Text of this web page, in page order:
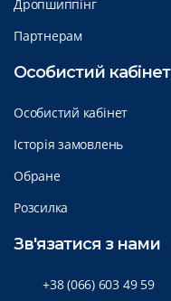
Дропшиппінг
Партнерам
Особистий кабінет
Особистий кабінет
Історія замовлень
Обране
Розсилка
Зв'язатися з нами
+38 (066) 603 49 59